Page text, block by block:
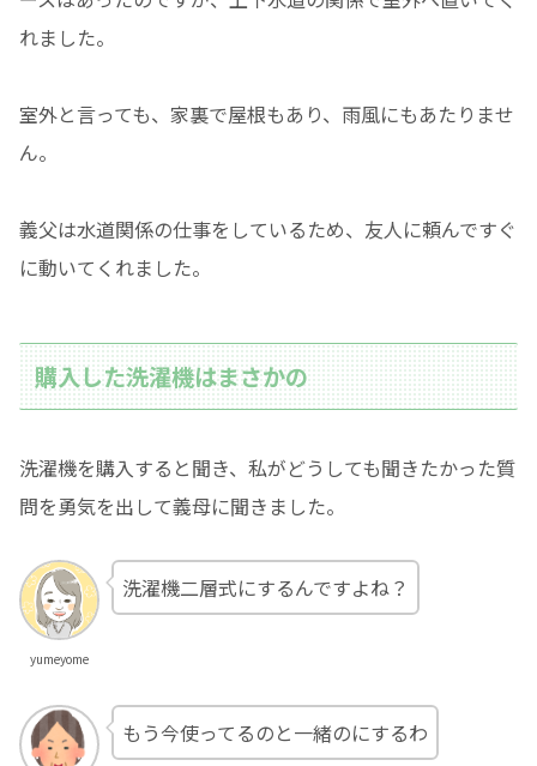
れました。
室外と言っても、家裏で屋根もあり、雨風にもあたりませ
ん。
義父は水道関係の仕事をしているため、友人に頼んですぐ
に動いてくれました。
購入した洗濯機はまさかの
洗濯機を購入すると聞き、私がどうしても聞きたかった質
問を勇気を出して義母に聞きました。
yumeyome
洗濯機二層式にするんですよね？
もう今使ってるのと一緒のにするわ